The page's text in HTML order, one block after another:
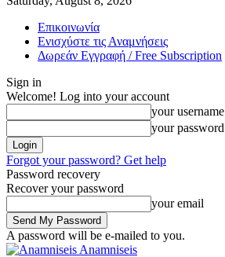
Επικοινωνία
Ενισχύστε τις Αναμνήσεις
Δωρεάν Εγγραφή / Free Subscription
Sign in
Welcome! Log into your account
your username
your password
Forgot your password? Get help
Password recovery
Recover your password
your email
A password will be e-mailed to you.
Anamniseis